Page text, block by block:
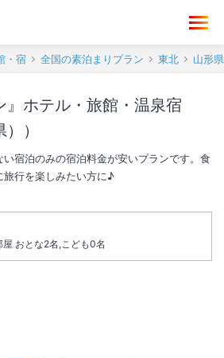
・宿 全国の素泊まりプラン 東北 山形県
』ホテル・旅館・温泉宿
）
宿泊のみの宿泊料金が安いプランです。食
旅行を楽しみたい方に♪
おとな2名,こども0名